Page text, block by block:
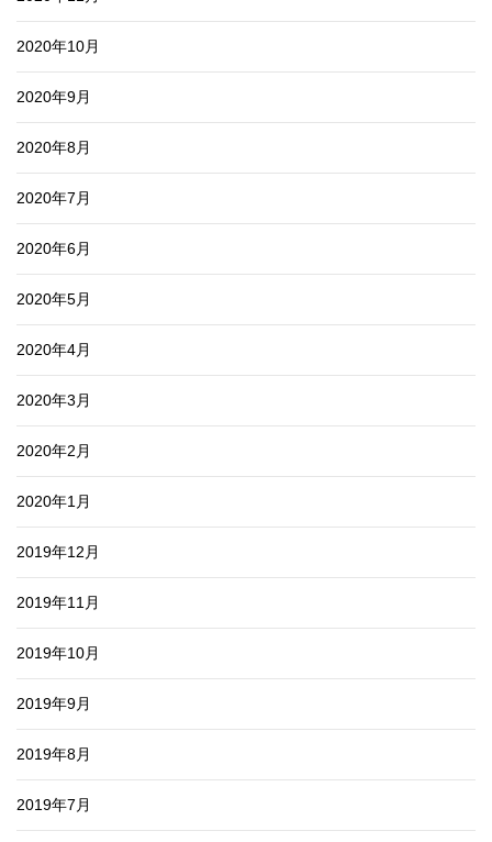
2020年10月
2020年9月
2020年8月
2020年7月
2020年6月
2020年5月
2020年4月
2020年3月
2020年2月
2020年1月
2019年12月
2019年11月
2019年10月
2019年9月
2019年8月
2019年7月